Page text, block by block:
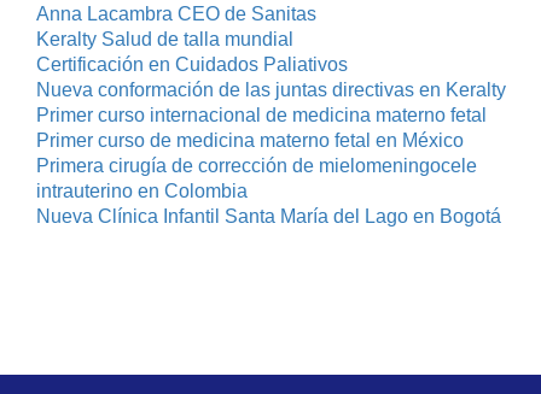
Anna Lacambra CEO de Sanitas
Keralty Salud de talla mundial
Certificación en Cuidados Paliativos
Nueva conformación de las juntas directivas en Keralty
Primer curso internacional de medicina materno fetal
Primer curso de medicina materno fetal en México
Primera cirugía de corrección de mielomeningocele
intrauterino en Colombia
Nueva Clínica Infantil Santa María del Lago en Bogotá